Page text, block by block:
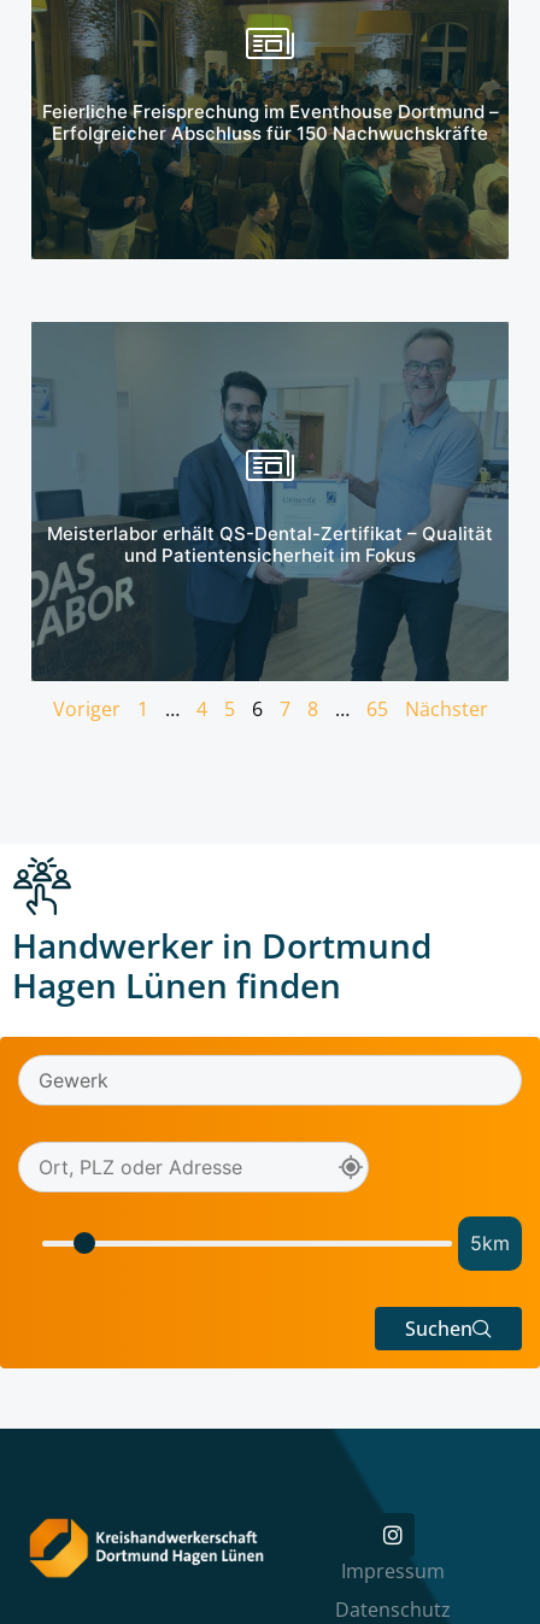
Feierliche Freisprechung im Eventhouse Dortmund –
Erfolgreicher Abschluss für 150 Nachwuchskräfte
Mehr erfahren
Meisterlabor erhält QS-Dental-Zertifikat – Qualität
und Patientensicherheit im Fokus
Mehr erfahren
Voriger 1 … 4 5 6 7 8 … 65 Nächster
Handwerker in Dortmund
Hagen Lünen finden
5km
Suchen
Impressum
Datenschutz